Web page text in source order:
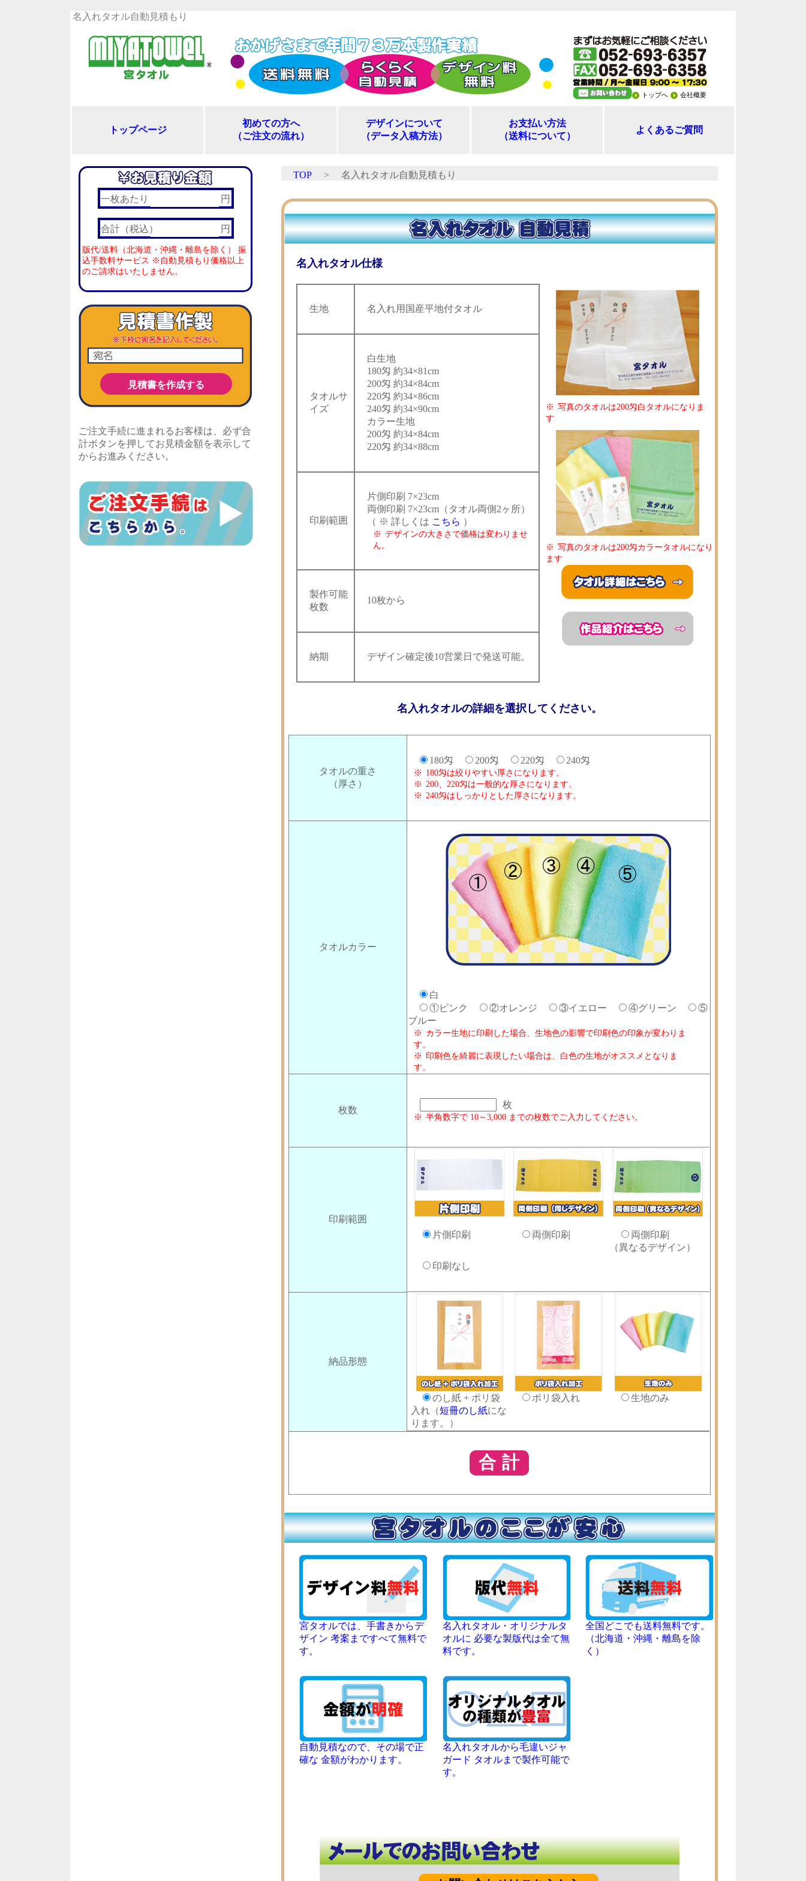
名入れタオル自動見積もり
トップへ 会社概要
トップページ
初めての方へ
（ご注文の流れ）
デザインについて
（データ入稿方法）
お支払い方法
（送料について）
よくあるご質問
一枚あたり 円
合計（税込） 円
版代/送料（北海道・沖縄・離島を除く） 振
込手数料サービス ※自動見積もり価格以上
のご請求はいたしません。
ご注文手続に進まれるお客様は、必ず合
計ボタンを押してお見積金額を表示して
からお進みください。
TOP > 名入れタオル自動見積もり
名入れタオル仕様
生地 名入れ用国産平地付タオル
タオルサ
イズ
白生地
180匁 約34×81cm
200匁 約34×84cm
220匁 約34×86cm
240匁 約34×90cm
カラー生地
200匁 約34×84cm
220匁 約34×88cm
印刷範囲
片側印刷 7×23cm
両側印刷 7×23cm（タオル両側2ヶ所）
（ ※ 詳しくは こちら ）
デザインの大きさで価格は変わりませ
ん。
製作可能
枚数
10枚から
納期 デザイン確定後10営業日で発送可能。
写真のタオルは200匁白タオルになりま
す
写真のタオルは200匁カラータオルになり
ます
名入れタオルの詳細を選択してください。
タオルの重さ
（厚さ）
180匁 200匁 220匁 240匁
180匁は絞りやすい厚さになります。
200、220匁は一般的な厚さになります。
240匁はしっかりとした厚さになります。
タオルカラー
白
①ピンク
②オレンジ ③イエロー ④グリーン
⑤
ブルー
カラー生地に印刷した場合、生地色の影響で印刷色の印象が変わりま
す。
印刷色を綺麗に表現したい場合は、白色の生地がオススメとなりま
す。
枚数
枚
半角数字で 10～3,000 までの枚数でご入力してください。
印刷範囲
片側印刷
印刷なし
両側印刷
両側印刷
（異なるデザイン）
納品形態
のし紙 + ポリ袋
入れ（短冊のし紙にな
ります。）
ポリ袋入れ 生地のみ
宮タオルでは、手書きからデ
ザイン 考案まですべて無料で
す。
名入れタオル・オリジナルタ
オルに 必要な製版代は全て無
料です。
全国どこでも送料無料です。
（北海道・沖縄・離島を除
く）
自動見積なので、その場で正
確な 金額がわかります。
名入れタオルから毛違いジャ
ガード タオルまで製作可能で
す。